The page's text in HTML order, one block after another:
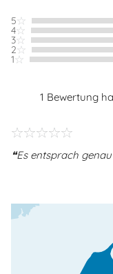
5
4
3
2
1
1 Bewertung
Es entsprach